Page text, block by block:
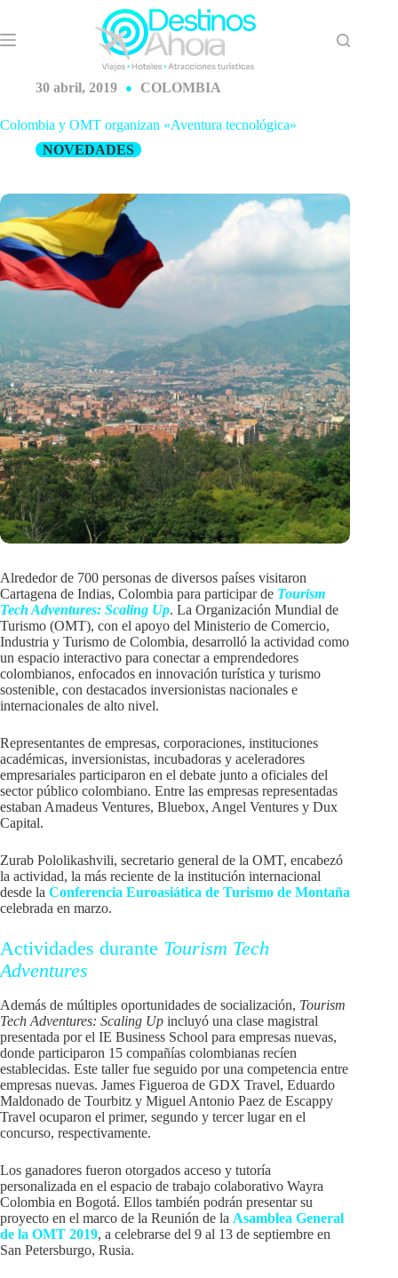
contenido
30 abril, 2019 COLOMBIA
Colombia y OMT organizan «Aventura tecnológica»
NOVEDADES
Alrededor de 700 personas de diversos países visitaron
Cartagena de Indias, Colombia para participar de Tourism
Tech Adventures: Scaling Up. La Organización Mundial de
Turismo (OMT), con el apoyo del Ministerio de Comercio,
Industria y Turismo de Colombia, desarrolló la actividad como
un espacio interactivo para conectar a emprendedores
colombianos, enfocados en innovación turística y turismo
sostenible, con destacados inversionistas nacionales e
internacionales de alto nivel.
Representantes de empresas, corporaciones, instituciones
académicas, inversionistas, incubadoras y aceleradores
empresariales participaron en el debate junto a oficiales del
sector público colombiano. Entre las empresas representadas
estaban Amadeus Ventures, Bluebox, Angel Ventures y Dux
Capital.
Zurab Pololikashvili, secretario general de la OMT, encabezó
la actividad, la más reciente de la institución internacional
desde la Conferencia Euroasiática de Turismo de Montaña
celebrada en marzo.
Actividades durante Tourism Tech
Adventures
Además de múltiples oportunidades de socialización, Tourism
Tech Adventures: Scaling Up incluyó una clase magistral
presentada por el IE Business School para empresas nuevas,
donde participaron 15 compañías colombianas recíen
establecidas. Este taller fue seguido por una competencia entre
empresas nuevas. James Figueroa de GDX Travel, Eduardo
Maldonado de Tourbitz y Miguel Antonio Paez de Escappy
Travel ocuparon el primer, segundo y tercer lugar en el
concurso, respectivamente.
Los ganadores fueron otorgados acceso y tutoría
personalizada en el espacio de trabajo colaborativo Wayra
Colombia en Bogotá. Ellos también podrán presentar su
proyecto en el marco de la Reunión de la Asamblea General
de la OMT 2019, a celebrarse del 9 al 13 de septiembre en
San Petersburgo, Rusia.